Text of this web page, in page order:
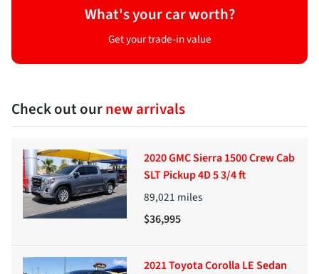
What's your car worth?
Get your trade-in value
Check out ournew arrivals
2020 GMC Sierra 1500 Crew Cab
SLT Pickup 4D 5 3/4 ft
89,021 miles
$36,995
2021 Toyota Corolla LE Sedan